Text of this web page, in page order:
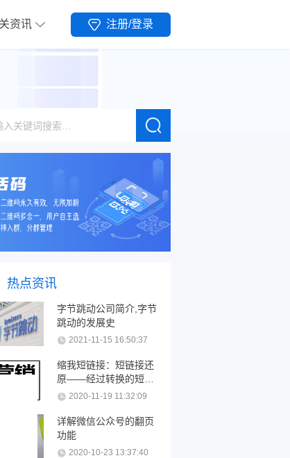
资讯 注册/登录
热点资讯
字节跳动公司简介,字节
跳动的发展史
2021-11-15 16:50:37
缩我短链接：短链接还
原——经过转换的短链
接可以还原吗？
2020-11-19 11:32:09
详解微信公众号的翻页
功能
2020-10-23 13:37:40